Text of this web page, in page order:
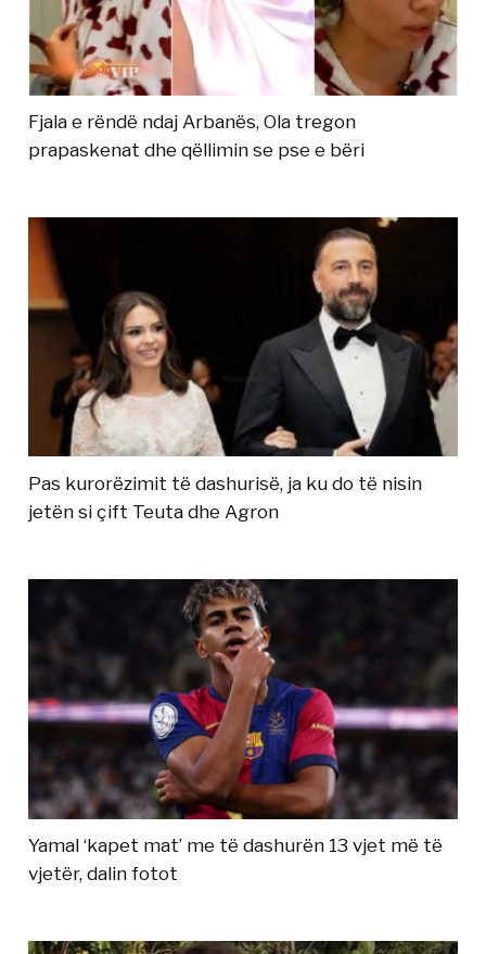
Fjala e rëndë ndaj Arbanës, Ola tregon
prapaskenat dhe qëllimin se pse e bëri
Pas kurorëzimit të dashurisë, ja ku do të nisin
jetën si çift Teuta dhe Agron
Yamal ‘kapet mat’ me të dashurën 13 vjet më të
vjetër, dalin fotot